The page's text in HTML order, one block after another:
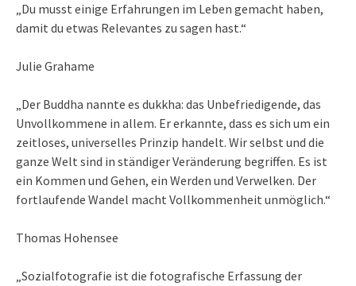
„Du musst einige Erfahrungen im Leben gemacht haben,
damit du etwas Relevantes zu sagen hast.“
Julie Grahame
„Der Buddha nannte es dukkha: das Unbefriedigende, das
Unvollkommene in allem. Er erkannte, dass es sich um ein
zeitloses, universelles Prinzip handelt. Wir selbst und die
ganze Welt sind in ständiger Veränderung begriffen. Es ist
ein Kommen und Gehen, ein Werden und Verwelken. Der
fortlaufende Wandel macht Vollkommenheit unmöglich.“
Thomas Hohensee
„Sozialfotografie ist die fotografische Erfassung der